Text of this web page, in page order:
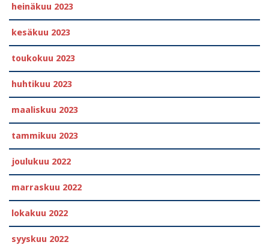
heinäkuu 2023
kesäkuu 2023
toukokuu 2023
huhtikuu 2023
maaliskuu 2023
tammikuu 2023
joulukuu 2022
marraskuu 2022
lokakuu 2022
syyskuu 2022